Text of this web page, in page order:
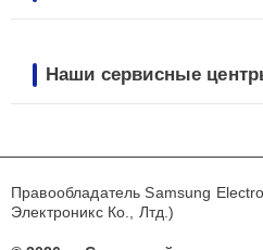
Наши сервисные
Правообладатель Samsung
Электроникс Ко., Лтд.)